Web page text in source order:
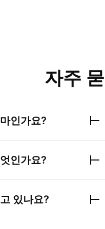
자주
인가요?
인가요?
있나요?